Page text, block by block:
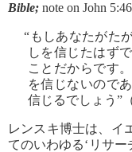
Bible; note on John
“もしあなたがた
しを信じたはず
ことだからです
を信じないので
信じるでしょう”
レンスキ博士は、イ
てのいわゆる‘リサ